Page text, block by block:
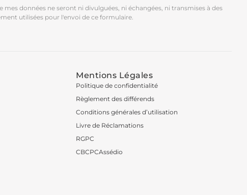
mes données ne seront ni divulguées, ni échangées, ni transmises à des
utilisées pour l'envoi de ce formulaire.
Mentions Légales
Politique de confidentialité
Règlement des différends
Conditions générales d’utilisation
Livre de Réclamations
RGPC
CBCPCAssédio